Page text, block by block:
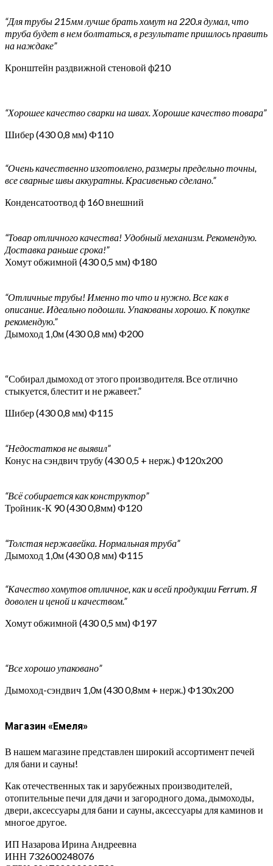
“Для трубы 215мм лучше брать хомут на 220.я думал, что
труба будет в нем болтаться, в результате пришлось править
на наждаке”
Кронштейн раздвижной стеновой ф210
“Хорошее качество сварки на швах. Хорошие качество товара”
Шибер (430 0,8 мм) Ф110
“Очень качественно изготовлено, размеры предельно точны,
все сварные швы аккуратны. Красивенько сделано.”
Конденсатоотвод ф 160 внешний
“Товар отличного качества! Удобный механизм. Рекомендую.
Доставка раньше срока!”
Хомут обжимной (430 0,5 мм) Ф180
“Отличные трубы! Именно то что и нужно. Все как в
описание. Идеально подошли. Упакованы хорошо. К покупке
рекомендую.”
Дымоход 1,0м (430 0,8 мм) Ф200
“Собирал дымоход от этого производителя. Все отлично
стыкуется, блестит и не ржавеет.”
Шибер (430 0,8 мм) Ф115
“Недостатков не выявил”
Конус на сэндвич трубу (430 0,5 + нерж.) Ф120х200
“Всё собирается как конструктор”
Тройник-К 90 (430 0,8мм) Ф120
“Толстая нержавейка. Нормальная труба”
Дымоход 1,0м (430 0,8 мм) Ф115
“Качество хомутов отличное, как и всей продукции Ferrum. Я
доволен и ценой и качеством.”
Хомут обжимной (430 0,5 мм) Ф197
“Все хорошо упаковано”
Дымоход-сэндвич 1,0м (430 0,8мм + нерж.) Ф130х200
Магазин «Емеля»
В нашем магазине представлен широкий ассортимент печей
для бани и сауны!
Как отечественных так и зарубежных производителей,
отопительные печи для дачи и загородного дома, дымоходы,
двери, аксессуары для бани и сауны, аксессуары для каминов и
многое другое.
ИП Назарова Ирина Андреевна⁠
ИНН 732600248076